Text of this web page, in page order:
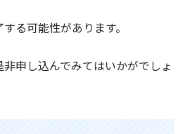
る可能性があります。
申し込んでみてはいかがでしょ